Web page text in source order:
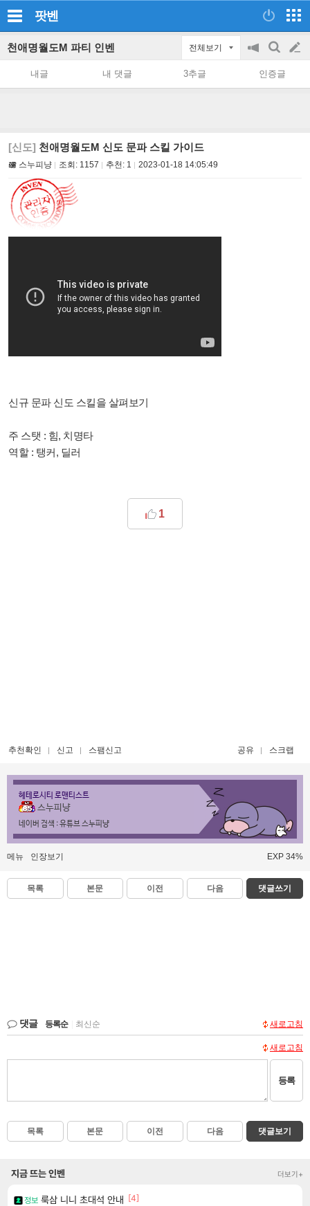
팟벤
천애명월도M 파티 인벤 전체보기
공
on/off
검
색
글
쓰
내글 내 댓글 3추글 인증글
[신도] 천애명월도M 신도 문파 스킬 가이드
스누피냥 조회: 1157 추천: 1 2023-01-18 14:05:49
신규 문파 신도 스킬을 살펴보기
주 스탯 : 힘, 치명타
역할 : 탱커, 딜러
1
추천확인 신고 스팸신고 공유 스크랩
헤테로시티 로맨티스트
스누피냥
네이버 검색 : 유튜브 스누피냥
메뉴 인장보기 EXP 34%
목록 본문 이전 다음 댓글쓰기
댓글 등록순 최신순 새로고침
새로고침
등록
목록 본문 이전 다음 댓글보기
지금 뜨는 인벤 더보기+
정보 룩삼 니니 초대석 안내 [4]